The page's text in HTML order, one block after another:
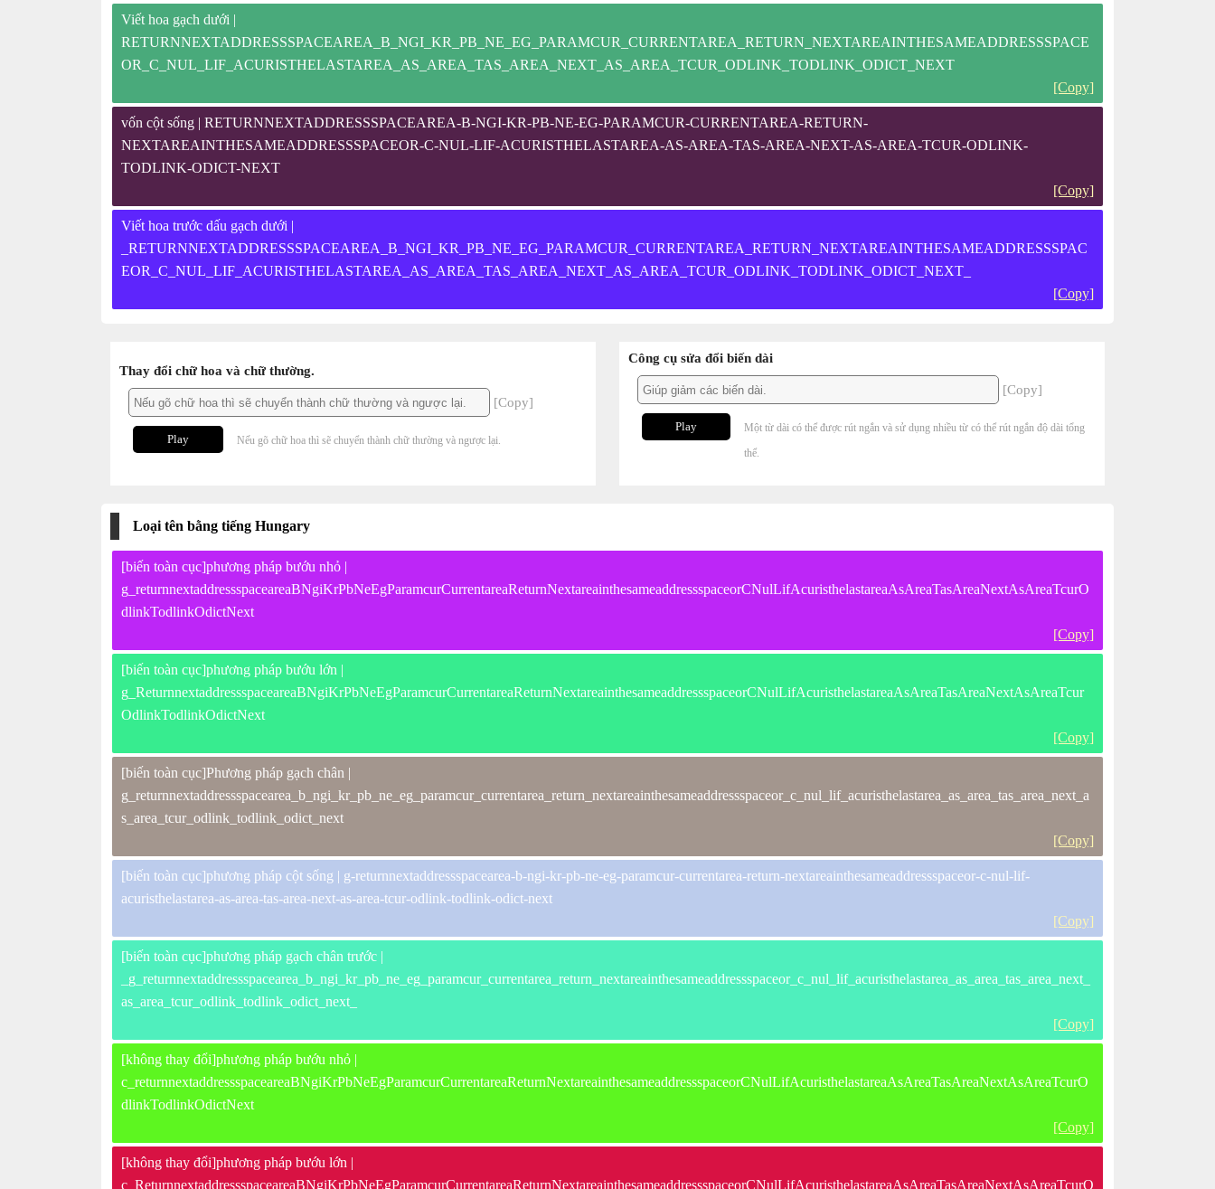
Viết hoa gạch dưới |
RETURNNEXTADDRESSSPACEAREA_B_NGI_KR_PB_NE_EG_PARAMCUR_CURRENTAREA_RETURN_NEXTAREAINTHESAMEADDRESSSPACE
OR_C_NUL_LIF_ACURISTHELASTAREA_AS_AREA_TAS_AREA_NEXT_AS_AREA_TCUR_ODLINK_TODLINK_ODICT_NEXT
[Copy]
vốn cột sống | RETURNNEXTADDRESSSPACEAREA-B-NGI-KR-PB-NE-EG-PARAMCUR-CURRENTAREA-RETURN-
NEXTAREAINTHESAMEADDRESSSPACEOR-C-NUL-LIF-ACURISTHELASTAREA-AS-AREA-TAS-AREA-NEXT-AS-AREA-TCUR-ODLINK-
TODLINK-ODICT-NEXT
[Copy]
Viết hoa trước dấu gạch dưới |
_RETURNNEXTADDRESSSPACEAREA_B_NGI_KR_PB_NE_EG_PARAMCUR_CURRENTAREA_RETURN_NEXTAREAINTHESAMEADDRESSSPAC
EOR_C_NUL_LIF_ACURISTHELASTAREA_AS_AREA_TAS_AREA_NEXT_AS_AREA_TCUR_ODLINK_TODLINK_ODICT_NEXT_
[Copy]
Thay đổi chữ hoa và chữ thường.
[Copy]
Play Nếu gõ chữ hoa thì sẽ chuyển thành chữ thường và ngược lại.
Công cụ sửa đổi biến dài
[Copy]
Play
Một từ dài có thể được rút ngắn và sử dụng nhiều từ có thể rút ngắn độ dài tổng
thể.
Loại tên bằng tiếng Hungary
[biến toàn cục]phương pháp bướu nhỏ |
g_returnnextaddressspaceareaBNgiKrPbNeEgParamcurCurrentareaReturnNextareainthesameaddressspaceorCNulLifAcuristhelastareaAsAreaTasAreaNextAsAreaTcurO
dlinkTodlinkOdictNext
[Copy]
[biến toàn cục]phương pháp bướu lớn |
g_ReturnnextaddressspaceareaBNgiKrPbNeEgParamcurCurrentareaReturnNextareainthesameaddressspaceorCNulLifAcuristhelastareaAsAreaTasAreaNextAsAreaTcur
OdlinkTodlinkOdictNext
[Copy]
[biến toàn cục]Phương pháp gạch chân |
g_returnnextaddressspacearea_b_ngi_kr_pb_ne_eg_paramcur_currentarea_return_nextareainthesameaddressspaceor_c_nul_lif_acuristhelastarea_as_area_tas_area_next_a
s_area_tcur_odlink_todlink_odict_next
[Copy]
[biến toàn cục]phương pháp cột sống | g-returnnextaddressspacearea-b-ngi-kr-pb-ne-eg-paramcur-currentarea-return-nextareainthesameaddressspaceor-c-nul-lif-
acuristhelastarea-as-area-tas-area-next-as-area-tcur-odlink-todlink-odict-next
[Copy]
[biến toàn cục]phương pháp gạch chân trước |
_g_returnnextaddressspacearea_b_ngi_kr_pb_ne_eg_paramcur_currentarea_return_nextareainthesameaddressspaceor_c_nul_lif_acuristhelastarea_as_area_tas_area_next_
as_area_tcur_odlink_todlink_odict_next_
[Copy]
[không thay đổi]phương pháp bướu nhỏ |
c_returnnextaddressspaceareaBNgiKrPbNeEgParamcurCurrentareaReturnNextareainthesameaddressspaceorCNulLifAcuristhelastareaAsAreaTasAreaNextAsAreaTcurO
dlinkTodlinkOdictNext
[Copy]
[không thay đổi]phương pháp bướu lớn |
c_ReturnnextaddressspaceareaBNgiKrPbNeEgParamcurCurrentareaReturnNextareainthesameaddressspaceorCNulLifAcuristhelastareaAsAreaTasAreaNextAsAreaTcurO